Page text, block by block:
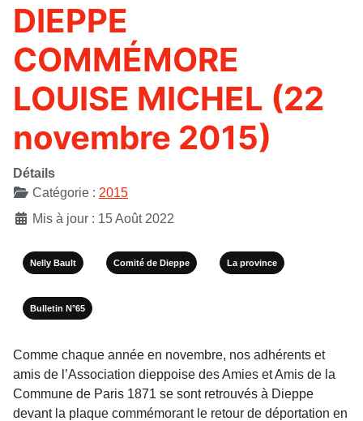
DIEPPE
COMMÉMORE
LOUISE MICHEL (22
novembre 2015)
Détails
Catégorie : 2015
Mis à jour : 15 Août 2022
Nelly Bault Comité de Dieppe La province
Bulletin N°65
Comme chaque année en novembre, nos adhérents et
amis de l’Association dieppoise des Amies et Amis de la
Commune de Paris 1871 se sont retrouvés à Dieppe
devant la plaque commémorant le retour de déportation en